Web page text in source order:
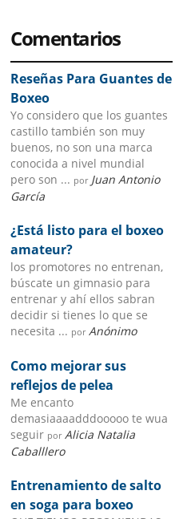
Comentarios
Reseñas Para Guantes de
Boxeo
Yo considero que los guantes
castillo también son muy
buenos, no son una marca
conocida a nivel mundial
pero son ... por Juan Antonio
García
¿Está listo para el boxeo
amateur?
los promotores no entrenan,
búscate un gimnasio para
entrenar y ahí ellos sabran
decidir si tienes lo que se
necesita ... por Anónimo
Como mejorar sus
reflejos de pelea
Me encanto
demasiaaaadddooooo te wua
seguir por Alicia Natalia
Caballlero
Entrenamiento de salto
en soga para boxeo